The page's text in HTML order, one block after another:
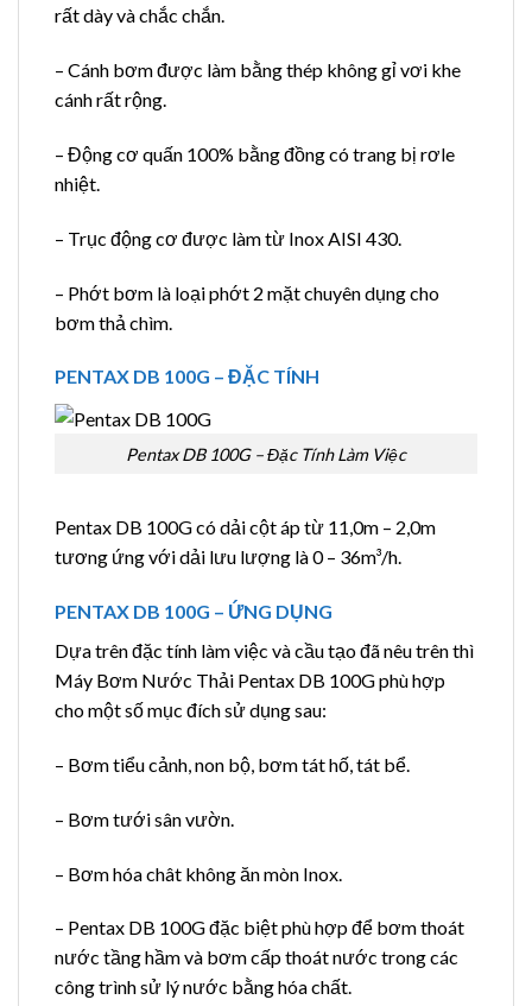
rất dày và chắc chắn.
– Cánh bơm được làm bằng thép không gỉ vơi khe
cánh rất rộng.
– Động cơ quấn 100% bằng đồng có trang bị rơle
nhiệt.
– Trục động cơ được làm từ Inox AISI 430.
– Phớt bơm là loại phớt 2 mặt chuyên dụng cho
bơm thả chìm.
PENTAX DB 100G – ĐẶC TÍNH
Pentax DB 100G – Đặc Tính Làm Việc
Pentax DB 100G có dải cột áp từ 11,0m – 2,0m
tương ứng với dải lưu lượng là 0 – 36m³/h.
PENTAX DB 100G – ỨNG DỤNG
Dựa trên đặc tính làm việc và cầu tạo đã nêu trên thì
Máy Bơm Nước Thải Pentax DB 100G phù hợp
cho một số mục đích sử dụng sau:
– Bơm tiểu cảnh, non bộ, bơm tát hố, tát bể.
– Bơm tưới sân vườn.
– Bơm hóa chât không ăn mòn Inox.
– Pentax DB 100G đặc biệt phù hợp để bơm thoát
nước tầng hầm và bơm cấp thoát nước trong các
công trình sử lý nước bằng hóa chất.